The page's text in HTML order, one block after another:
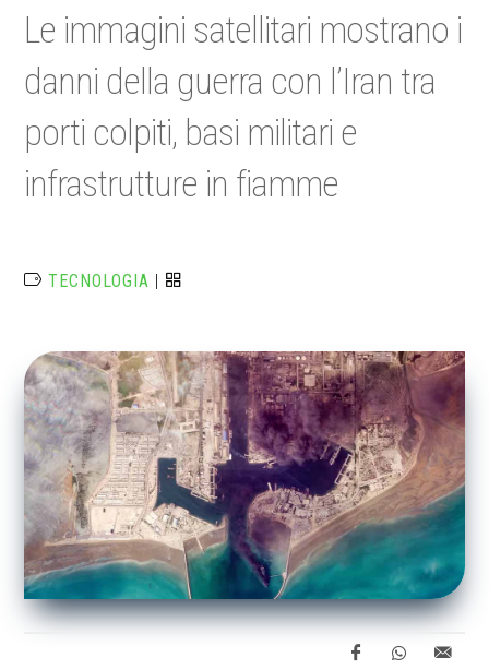
Le immagini satellitari mostrano i
danni della guerra con l’Iran tra
porti colpiti, basi militari e
infrastrutture in fiamme
TECNOLOGIA |